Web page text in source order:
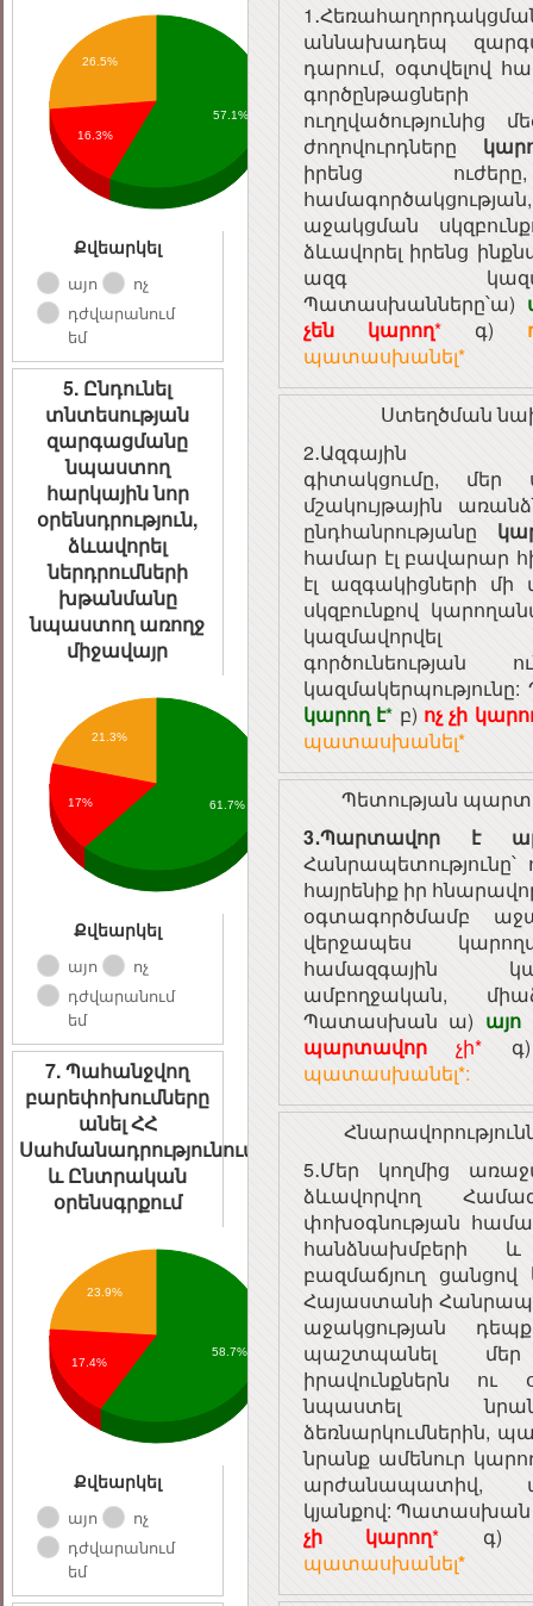
26.5%
16.3%
57.1%
Քվեարկել
այո
ոչ
դժվարանում
եմ
5. Ընդունել
տնտեսության
զարգացմանը
նպաստող
հարկային նոր
օրենսդրություն,
ձևավորել
ներդրումների
խթանմանը
նպաստող առողջ
միջավայր
21.3%
17% 61.7%
Քվեարկել
այո
ոչ
դժվարանում
եմ
7. Պահանջվող
բարեփոխումները
անել ՀՀ
Սահմանադրությունում
և Ընտրական
օրենսգրքում
23.9%
17.4%
58.7%
Քվեարկել
այո
ոչ
դժվարանում
եմ
աննախադեպ
դարում, օգտվելով
ուղղվածությունից
ժողովուրդները
իրենց
աջակցման
ձևավորել իրենց
ազգ
Պատասխանները՝ա)
չեն կարող*գ)
պատասխանել*
Ստեղծման
2․Ազգային
գիտակցումը, մեր
մշակույթային
ընդհանրությանը
համար էլ բավարար
էլ ազգակիցների մի
սկզբունքով
կարող է* բ) ոչ չի
պատասխանել*
Պետության
3․Պարտավոր է
Հանրապետությունը՝
հայրենիք իր
օգտագործմամբ
վերջապես
համազգային
ամբողջական,
Պատասխան ա)
պարտավորչի*
պատասխանել*:
5․Մեր կողմից
ձևավորվող
փոխօգնության
հանձնախմբերի և
բազմաճյուղ ցանցով
Հայաստանի
աջակցության
պաշտպանել մեր
իրավունքներն ու
նպաստել
ձեռնարկումներին,
նրանք ամենուր
արժանապատիվ,
կյանքով:
չի կարող*
պատասխանել*